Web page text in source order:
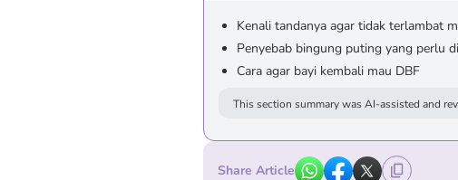
Kenali tandanya agar tidak terlambat
Penyebab bingung puting yang perlu
Cara agar bayi kembali mau DBF
This section summary was AI-assisted and
Share Article